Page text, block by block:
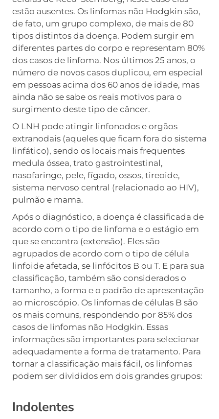
estão ausentes. Os linfomas não Hodgkin são,
de fato, um grupo complexo, de mais de 80
tipos distintos da doença. Podem surgir em
diferentes partes do corpo e representam 80%
dos casos de linfoma. Nos últimos 25 anos, o
número de novos casos duplicou, em especial
em pessoas acima dos 60 anos de idade, mas
ainda não se sabe os reais motivos para o
surgimento deste tipo de câncer.
O LNH pode atingir linfonodos e orgãos
extranodais (aqueles que ficam fora do sistema
linfático), sendo os locais mais frequentes
medula óssea, trato gastrointestinal,
nasofaringe, pele, fígado, ossos, tireoide,
sistema nervoso central (relacionado ao HIV),
pulmão e mama.
Após o diagnóstico, a doença é classificada de
acordo com o tipo de linfoma e o estágio em
que se encontra (extensão). Eles são
agrupados de acordo com o tipo de célula
linfoide afetada, se linfócitos B ou T. E para sua
classificação, também são considerados o
tamanho, a forma e o padrão de apresentação
ao microscópio. Os linfomas de células B são
os mais comuns, respondendo por 85% dos
casos de linfomas não Hodgkin. Essas
informações são importantes para selecionar
adequadamente a forma de tratamento. Para
tornar a classificação mais fácil, os linfomas
podem ser divididos em dois grandes grupos:
Indolentes